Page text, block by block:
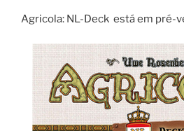
Agricola: NL-Deck está em pré-